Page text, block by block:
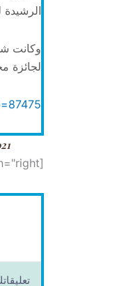
الرشيدة
وكانت
لجائزة محمد
[thumb_vote align="right"]